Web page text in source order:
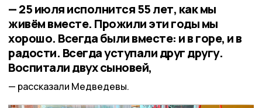
— 25 июля исполнится 55 лет, как мы
живём вместе. Прожили эти годы мы
хорошо. Всегда были вместе: и в горе, и в
радости. Всегда уступали друг другу.
Воспитали двух сыновей,
рассказали Медведевы.